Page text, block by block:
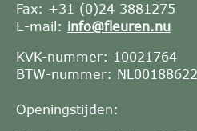
Fax: +31 (0)24 3881275
E-mail: info@fleuren.nu
KVK-nummer: 10021764
BTW-nummer:
Openingstijden: